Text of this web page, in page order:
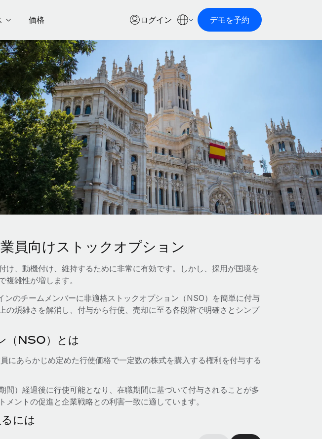
価格 ログイン デモを予約
員向けストックオプション
け、動機付け、維持するために非常に有効です。しかし、採用が国境を
複雑性が増します。
のチームメンバーに非適格ストックオプション（NSO）を簡単に付与
の煩雑さを解消し、付与から行使、売却に至る各段階で明確さとシンプ
（NSO）とは
にあらかじめ定めた行使価格で一定数の株式を購入する権利を付与する
間）経過後に行使可能となり、在職期間に基づいて付与されることが多
ントの促進と企業戦略との利害一致に適しています。
には